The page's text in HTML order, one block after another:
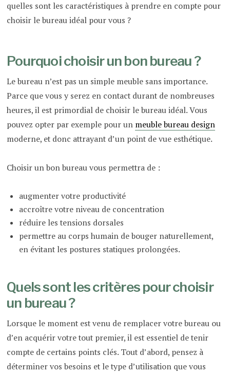
quelles sont les caractéristiques à prendre en compte pour
choisir le bureau idéal pour vous ?
Pourquoi choisir un bon bureau ?
Le bureau n’est pas un simple meuble sans importance.
Parce que vous y serez en contact durant de nombreuses
heures, il est primordial de choisir le bureau idéal. Vous
pouvez opter par exemple pour un meuble bureau design
moderne, et donc attrayant d’un point de vue esthétique.
Choisir un bon bureau vous permettra de :
augmenter votre productivité
accroître votre niveau de concentration
réduire les tensions dorsales
permettre au corps humain de bouger naturellement,
en évitant les postures statiques prolongées.
Quels sont les critères pour choisir
un bureau ?
Lorsque le moment est venu de remplacer votre bureau ou
d’en acquérir votre tout premier, il est essentiel de tenir
compte de certains points clés. Tout d’abord, pensez à
déterminer vos besoins et le type d’utilisation que vous